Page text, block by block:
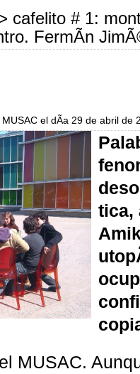
cafelito # 1:
FermÃ­n
el dÃ­a 29 de abril de
tica,
MUSAC.